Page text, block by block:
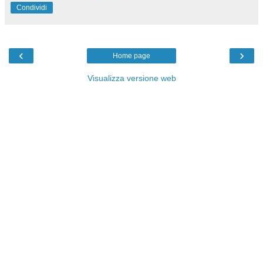
Condividi
‹ ›
Home page
Visualizza versione web